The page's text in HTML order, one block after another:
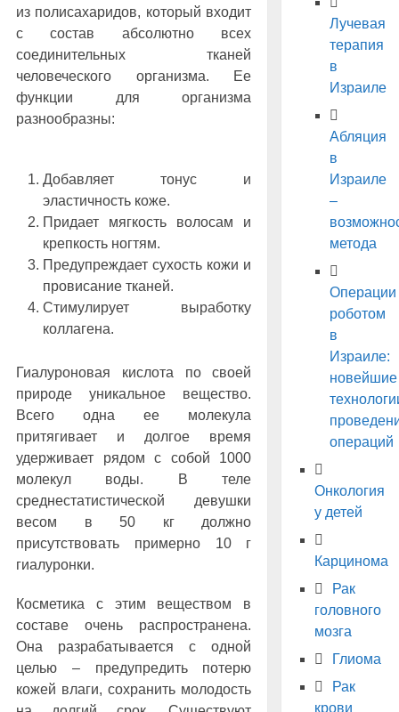
из полисахаридов, который входит
с состав абсолютно всех
соединительных тканей
человеческого организма. Ее
функции для организма
разнообразны:
Добавляет тонус и
эластичность коже.
Придает мягкость волосам и
крепкость ногтям.
Предупреждает сухость кожи и
провисание тканей.
Стимулирует выработку
коллагена.
Гиалуроновая кислота по своей
природе уникальное вещество.
Всего одна ее молекула
притягивает и долгое время
удерживает рядом с собой 1000
молекул воды. В теле
среднестатистической девушки
весом в 50 кг должно
присутствовать примерно 10 г
гиалуронки.
Косметика с этим веществом в
составе очень распространена.
Она разрабатывается с одной
целью – предупредить потерю
кожей влаги, сохранить молодость
Лучевая
терапия
в
Израиле
Абляция
в
Израиле
–
метода
Операции
роботом
в
Израиле:
новейшие
операций
Онкология
у детей
Карцинома
Рак
головного
мозга
Глиома
Рак
крови